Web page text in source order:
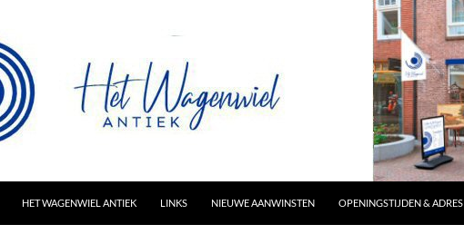
HET WAGENWIEL ANTIEK LINKS NIEUWE AANWINSTEN OPENINGSTIJDEN & ADRES